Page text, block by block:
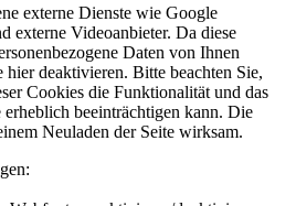
externe Dienste wie Google
externe Videoanbieter. Da diese
Daten von Ihnen
hier deaktivieren. Bitte beachten Sie,
Cookies die Funktionalität und das
erheblich beeinträchtigen kann. Die
Neuladen der Seite wirksam.